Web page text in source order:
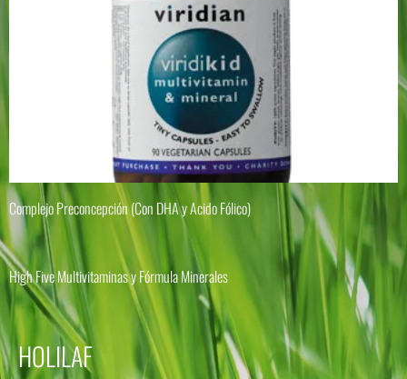
Complejo Preconcepción (Con DHA y Acido Fólico)
High Five Multivitaminas y Fórmula Minerales
HOLILAF